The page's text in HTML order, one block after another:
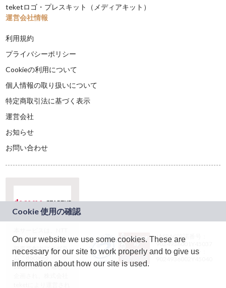
teketロゴ・プレスキット（メディアキット）
運営会社情報
利用規約
プライバシーポリシー
Cookieの利用について
個人情報の取り扱いについて
特定商取引法に基づく表示
運営会社
お知らせ
お問い合わせ
ドコモグループの新
規事業創出プログラ
ム「docomo
STARTUP」を通じて
JASRAC許諾番号：
9024936001Y45037
JASRAC許諾番号：
On our website we use some cookies. These are
necessary for our site to work properly and to give us
information about how our site is used.